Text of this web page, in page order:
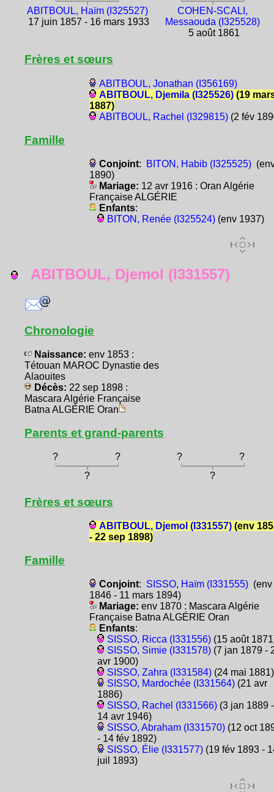
ABITBOUL, Haïm (I325527)
17 juin 1857 - 16 mars 1933
COHEN-SCALI,
Messaouda (I325528)
5 août 1861
Frères et sœurs
ABITBOUL, Jonathan (I356169)
ABITBOUL, Djemila (I325526)(19
1887)
ABITBOUL, Rachel (I329815)(2 fév
Famille
Conjoint: BITON, Habib (I325525)
1890)
Mariage: 12 avr 1916 : Oran Algérie
Française ALGÉRIE
Enfants:
BITON, Renée (I325524)(env 1937)
ABITBOUL, Djemol (I331557)
Chronologie
Naissance: env 1853 :
Tétouan MAROC Dynastie des
Alaouites
Décès: 22 sep 1898 :
Mascara Algérie Française
Batna ALGÉRIE Oran
Parents et grand-parents
? ? ?
?
?
?
Frères et sœurs
ABITBOUL, Djemol (I331557)(env
- 22 sep 1898)
Famille
Conjoint: SISSO, Haïm (I331555)(env
1846 - 11 mars 1894)
Mariage: env 1870 : Mascara Algérie
Française Batna ALGÉRIE Oran
Enfants:
SISSO, Ricca (I331556)(15 août
SISSO, Simie (I331578)(7 jan 1879 -
avr 1900)
SISSO, Zahra (I331584)(24 mai 1881)
SISSO, Mardochée (I331564)(21 avr
1886)
SISSO, Rachel (I331566)(3 jan 1889 -
14 avr 1946)
SISSO, Abraham (I331570)(12 oct
- 14 fév 1892)
SISSO, Élie (I331577)(19 fév 1893 -
juil 1893)